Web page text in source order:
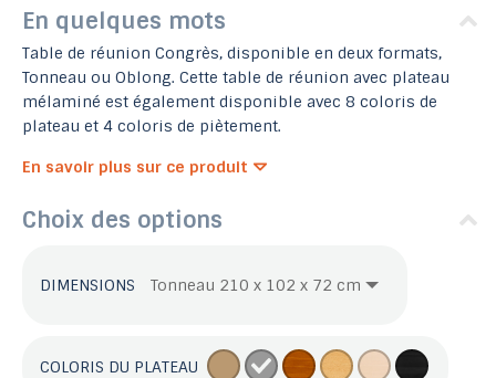
En quelques mots
Table de réunion Congrès, disponible en deux formats,
Tonneau ou Oblong. Cette table de réunion avec plateau
mélaminé est également disponible avec 8 coloris de
plateau et 4 coloris de piètement.
En savoir plus sur ce produit
Choix des options
DIMENSIONS
COLORIS DU PLATEAU